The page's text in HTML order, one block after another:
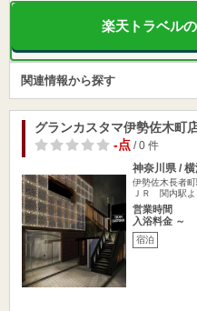
楽天トラベル
関連情報から探す
グランカスタマ伊勢佐木町
-点/ 0 件
神奈川県 /
伊勢佐木長者
ＪＲ 関内駅
営業時間
入浴料金 ～
宿泊